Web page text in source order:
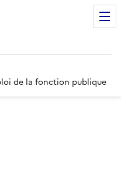
de la fonction publique